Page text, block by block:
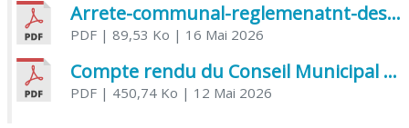
Arrete-communal-reglemenatnt-des-bruits-de-voisinage-et-des-activites-bruyantes
PDF| 89,53 Ko | 16 Mai 2026
Compte rendu du Conseil Municipal du 06 mai 2026
PDF| 450,74 Ko | 12 Mai 2026